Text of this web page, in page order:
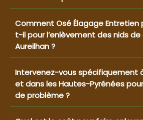
Comment Osé Élagage
t-il pour l’enlèvement des nids de
Aureilhan ?
Intervenez-vous spécifiquement
et dans les Hautes-Pyrénées
de problème ?